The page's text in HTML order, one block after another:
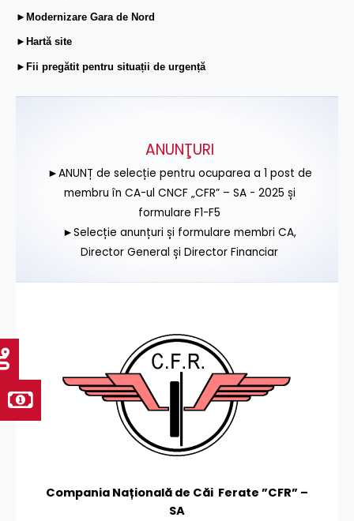
►Modernizare Gara de Nord
►Hartă site
►Fii pregătit pentru situații de urgență
ANUNŢURI
►ANUNȚ de selecție pentru ocuparea a 1 post de
membru în CA-ul CNCF „CFR” – SA - 2025 și
formulare F1-F5
►Selecție anunțuri și formulare membri CA,
Director General și Director Financiar
Compania Națională de Căi Ferate ”CFR” –
SA